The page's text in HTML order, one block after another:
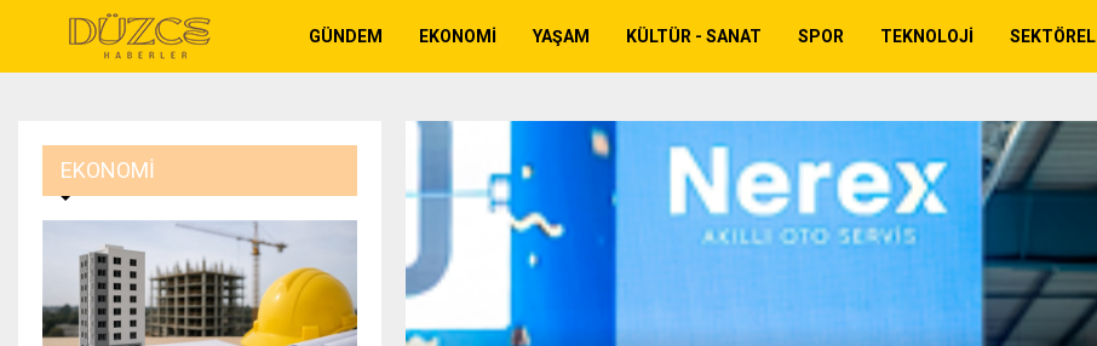
GÜNDEM EKONOMI YAŞAM KÜLTÜR - SANAT SPOR TEKNOLOJI SEKTÖREL
EKONOMI